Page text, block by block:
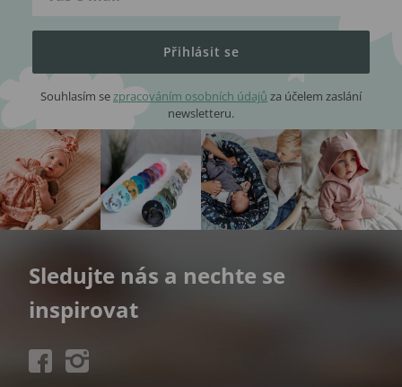
Přihlásit se
Souhlasím sezpracováním osobních údajů za účelem zaslání
newsletteru.
Sledujte nás a nechte se
inspirovat